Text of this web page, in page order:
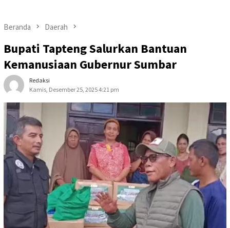
Beranda Daerah
Bupati Tapteng Salurkan Bantuan
Kemanusiaan Gubernur Sumbar
Redaksi
Kamis, Desember 25, 2025 4:21 pm